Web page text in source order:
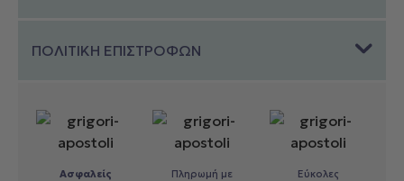
ΠΟΛΙΤΙΚΗ ΕΠΙΣΤΡΟΦΩΝ
Ασφαλείς
Πληρωμή με
Εύκολες